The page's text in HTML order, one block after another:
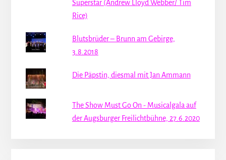
Superstar (Andrew Lloyd Webber/ Tim
Rice)
Blutsbrüder – Brunn am Gebirge,
3.8.2018
Die Päpstin, diesmal mit Jan Ammann
The Show Must Go On - Musicalgala auf
der Augsburger Freilichtbühne, 27.6.2020